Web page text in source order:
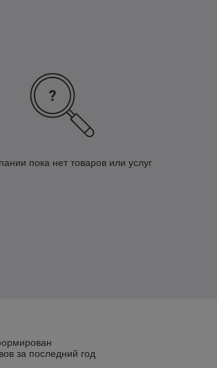
пока нет товаров или услуг
за последний год